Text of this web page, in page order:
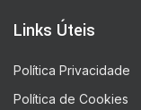
Links Úteis
Política Privacidade
Política de Cookies